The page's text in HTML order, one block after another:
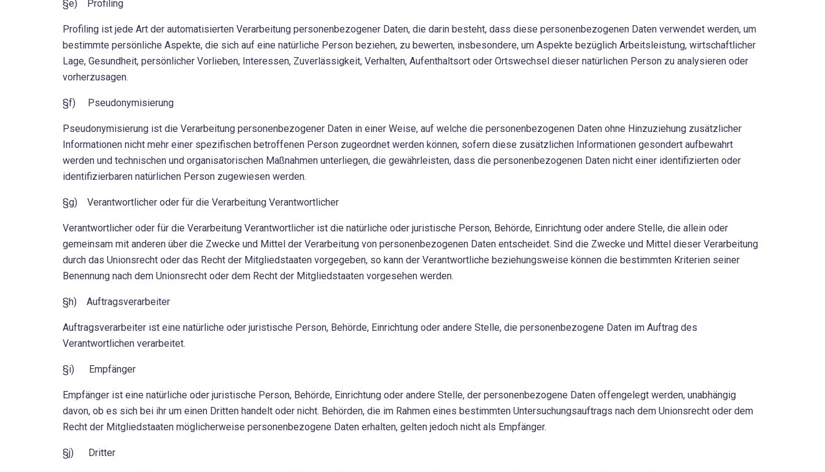
§e) Profiling
Profiling ist jede Art der automatisierten Verarbeitung personenbezogener Daten, die darin besteht, dass diese personenbezogenen Daten verwendet werden, um
bestimmte persönliche Aspekte, die sich auf eine natürliche Person beziehen, zu bewerten, insbesondere, um Aspekte bezüglich Arbeitsleistung, wirtschaftlicher
Lage, Gesundheit, persönlicher Vorlieben, Interessen, Zuverlässigkeit, Verhalten, Aufenthaltsort oder Ortswechsel dieser natürlichen Person zu analysieren oder
vorherzusagen.
§f) Pseudonymisierung
Pseudonymisierung ist die Verarbeitung personenbezogener Daten in einer Weise, auf welche die personenbezogenen Daten ohne Hinzuziehung zusätzlicher
Informationen nicht mehr einer spezifischen betroffenen Person zugeordnet werden können, sofern diese zusätzlichen Informationen gesondert aufbewahrt
werden und technischen und organisatorischen Maßnahmen unterliegen, die gewährleisten, dass die personenbezogenen Daten nicht einer identifizierten oder
identifizierbaren natürlichen Person zugewiesen werden.
§g) Verantwortlicher oder für die Verarbeitung Verantwortlicher
Verantwortlicher oder für die Verarbeitung Verantwortlicher ist die natürliche oder juristische Person, Behörde, Einrichtung oder andere Stelle, die allein oder
gemeinsam mit anderen über die Zwecke und Mittel der Verarbeitung von personenbezogenen Daten entscheidet. Sind die Zwecke und Mittel dieser Verarbeitung
durch das Unionsrecht oder das Recht der Mitgliedstaaten vorgegeben, so kann der Verantwortliche beziehungsweise können die bestimmten Kriterien seiner
Benennung nach dem Unionsrecht oder dem Recht der Mitgliedstaaten vorgesehen werden.
§h) Auftragsverarbeiter
Auftragsverarbeiter ist eine natürliche oder juristische Person, Behörde, Einrichtung oder andere Stelle, die personenbezogene Daten im Auftrag des
Verantwortlichen verarbeitet.
§i) Empfänger
Empfänger ist eine natürliche oder juristische Person, Behörde, Einrichtung oder andere Stelle, der personenbezogene Daten offengelegt werden, unabhängig
davon, ob es sich bei ihr um einen Dritten handelt oder nicht. Behörden, die im Rahmen eines bestimmten Untersuchungsauftrags nach dem Unionsrecht oder dem
Recht der Mitgliedstaaten möglicherweise personenbezogene Daten erhalten, gelten jedoch nicht als Empfänger.
§j) Dritter